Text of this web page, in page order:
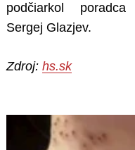
podčiarkol poradca
Sergej Glazjev.
Zdroj: hs.sk